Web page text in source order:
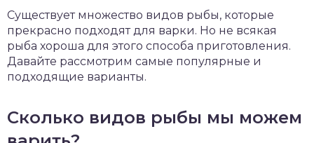
Существует множество видов рыбы, которые
прекрасно подходят для варки. Но не всякая
рыба хороша для этого способа приготовления.
Давайте рассмотрим самые популярные и
подходящие варианты.
Сколько видов рыбы мы можем